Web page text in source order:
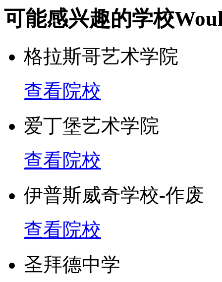
可能感兴趣的学校
格拉斯哥艺术学院
查看院校
爱丁堡艺术学院
查看院校
伊普斯威奇学校-作废
查看院校
圣拜德中学